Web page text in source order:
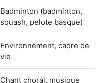
Badminton (badminton,
squash, pelote basque)
Environnement, cadre de
vie
Chant choral, musique